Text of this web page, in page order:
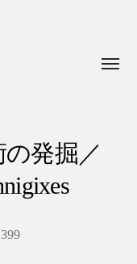
の発掘／